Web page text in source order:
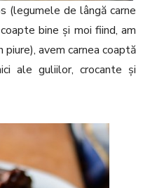
(legumele de lângă carne
bine și moi fiind, am
avem carnea coaptă
ale guliilor, crocante și